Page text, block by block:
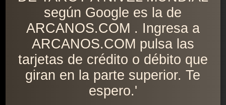
según Google es la de
ARCANOS.COM . Ingresa a
ARCANOS.COM pulsa las
tarjetas de crédito o débito que
giran en la parte superior. Te
espero.'